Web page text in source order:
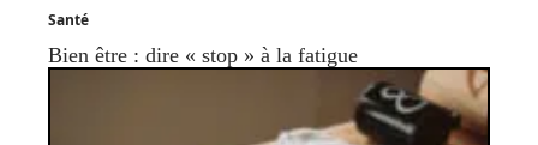
Santé
Bien être : dire « stop » à la fatigue